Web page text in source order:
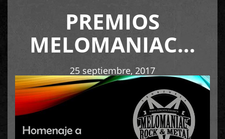
PREMIOS
MELOMANIAC…
25 septiembre, 2017